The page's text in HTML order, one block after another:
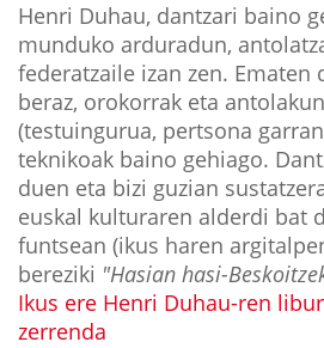
Henri Duhau, dantzari baino
munduko arduradun,
federatzaile izan zen. Ematen
beraz, orokorrak eta
(testuingurua, pertsona
teknikoak baino gehiago.
duen eta bizi guzian
euskal kulturaren alderdi bat
funtsean (ikus haren
bereziki "Hasian hasi-
Ikus ere Henri Duhau-ren
zerrenda